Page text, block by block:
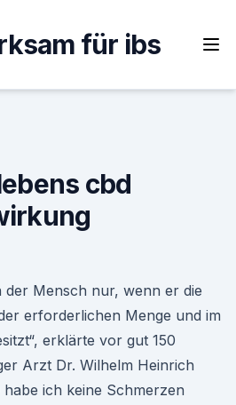
für ibs
cbd
der Mensch nur, wenn er die
erforderlichen Menge und im
erklärte vor gut 150
Arzt Dr. Wilhelm Heinrich
ich keine Schmerzen